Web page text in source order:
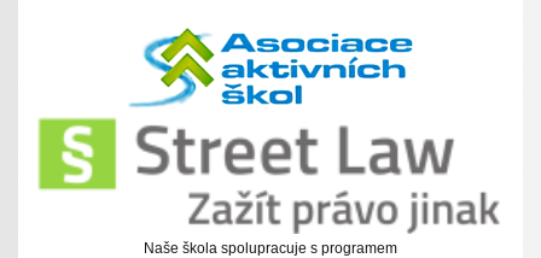
Naše škola spolupracuje s programem